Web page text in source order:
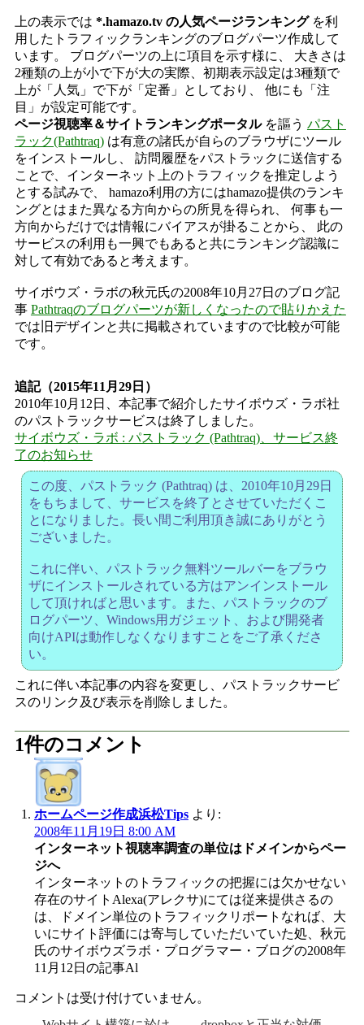
上の表示では *.hamazo.tv の人気ページランキングを利
用したトラフィックランキングのブログパーツ作成して
います。 ブログパーツの上に項目を示す様に、 大きさは
2種類の上が小で下が大の実際、初期表示設定は3種類で
上が「人気」で下が「定番」としており、 他にも「注
目」が設定可能です。
ページ視聴率＆サイトランキングポータルを謳う パスト
ラック(Pathtraq)は有意の諸氏が自らのブラウザにツール
をインストールし、 訪問履歴をパストラックに送信する
ことで、インターネット上のトラフィックを推定しよう
とする試みで、 hamazo利用の方にはhamazo提供のランキ
ングとはまた異なる方向からの所見を得られ、 何事も一
方向からだけでは情報にバイアスが掛ることから、 此の
サービスの利用も一興でもあると共にランキング認識に
対して有効であると考えます。
サイボウズ・ラボの秋元氏の2008年10月27日のブログ記
事 Pathtraqのブログパーツが新しくなったので貼りかえた
では旧デザインと共に掲載されていますので比較が可能
です。
追記（2015年11月29日）
2010年10月12日、本記事で紹介したサイボウズ・ラボ社
のパストラックサービスは終了しました。
サイボウズ・ラボ : パストラック (Pathtraq)、サービス終
了のお知らせ
この度、パストラック (Pathtraq) は、2010年10月29日
をもちまして、サービスを終了とさせていただくこ
とになりました。長い間ご利用頂き誠にありがとう
ございました。
これに伴い、パストラック無料ツールバーをブラウ
ザにインストールされている方はアンインストール
して頂ければと思います。また、パストラックのブ
ログパーツ、Windows用ガジェット、および開発者
向けAPIは動作しなくなりますことをご了承くださ
い。
これに伴い本記事の内容を変更し、パストラックサービ
スのリンク及び表示を削除しました。
1件のコメント
ホームページ作成浜松Tips より:
2008年11月19日 8:00 AM
インターネット視聴率調査の単位はドメインからペー
ジへ
インターネットのトラフィックの把握には欠かせない
存在のサイトAlexa(アレクサ)にては従来提供さるの
は、ドメイン単位のトラフィックリポートなれば、大
いにサイト評価には寄与していただいていた処、秋元
氏のサイボウズラボ・プログラマー・ブログの2008年
11月12日の記事Al
コメントは受け付けていません。
投稿ナビゲーション